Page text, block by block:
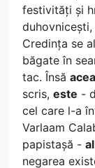
festivități și
Credința se
băgate în
tac. Însă
scris, este -
cel care l-a
Varlaam
papistașă -
negarea